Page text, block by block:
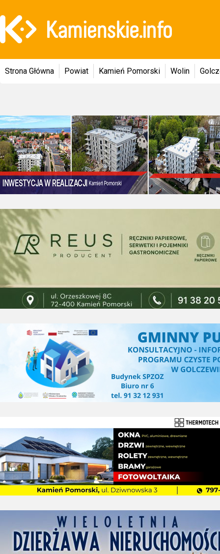
Strona Główna Powiat Kamień Pomorski Wolin